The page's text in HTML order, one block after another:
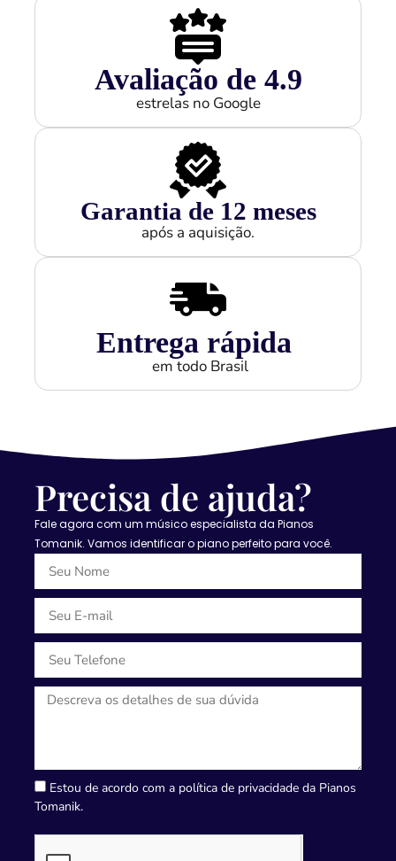
Avaliação de 4.9
estrelas no Google
Garantia de 12 meses
após a aquisição.
Entrega rápida
em todo Brasil
Precisa de ajuda?
Fale agora com um músico especialista da Pianos
Tomanik. Vamos identificar o piano perfeito para você.
Estou de acordo com a política de privacidade da Pianos
Tomanik.